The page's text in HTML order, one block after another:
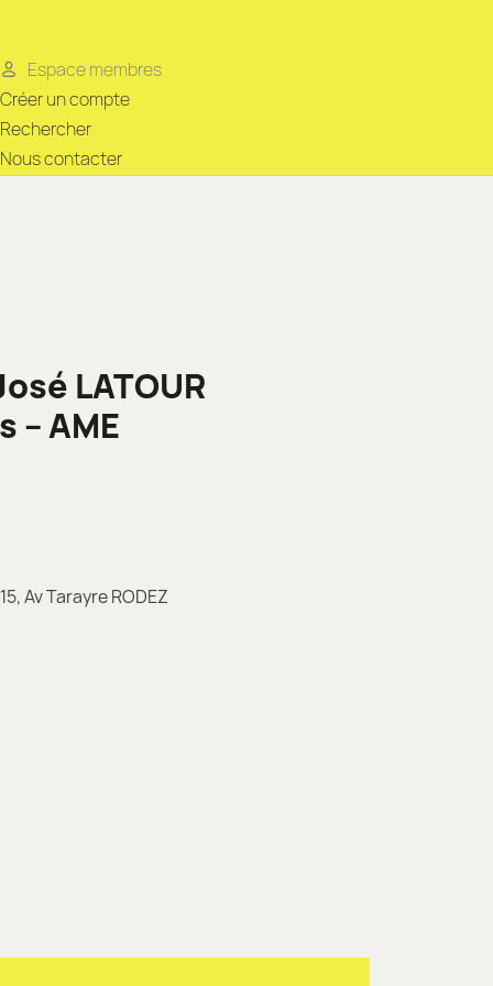
Espace membres
Créer un compte
Rechercher
Nous contacter
LATOUR
– AME
Av Tarayre RODEZ